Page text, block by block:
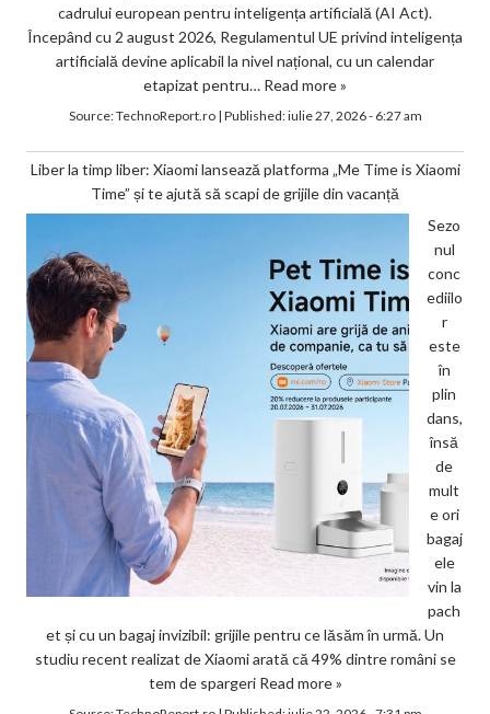
cadrului european pentru inteligența artificială (AI Act).
Începând cu 2 august 2026, Regulamentul UE privind inteligența
artificială devine aplicabil la nivel național, cu un calendar
etapizat pentru… Read more »
Source:TechnoReport.ro| Published:iulie 27, 2026 - 6:27 am
Liber la timp liber: Xiaomi lansează platforma „Me Time is Xiaomi
Time” și te ajută să scapi de grijile din vacanță
Sezo
nul
conc
ediilo
r
este
în
plin
dans,
însă
de
mult
e ori
bagaj
ele
vin la
pach
et și cu un bagaj invizibil: grijile pentru ce lăsăm în urmă. Un
studiu recent realizat de Xiaomi arată că 49% dintre români se
tem de spargeri Read more »